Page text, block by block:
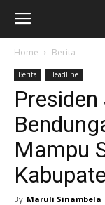
Home Berita
Berita Headline
Mampu
By Maruli Sinambela